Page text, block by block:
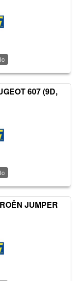
607 (9D,
JUMPER